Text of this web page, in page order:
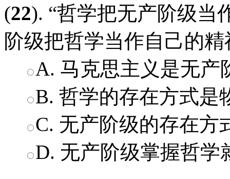
(22). “哲学把无产阶级当
阶级把哲学当作自己的
A. 马克思主义是无产
B. 哲学的存在方式是
C. 无产阶级的存在方
D. 无产阶级掌握哲学